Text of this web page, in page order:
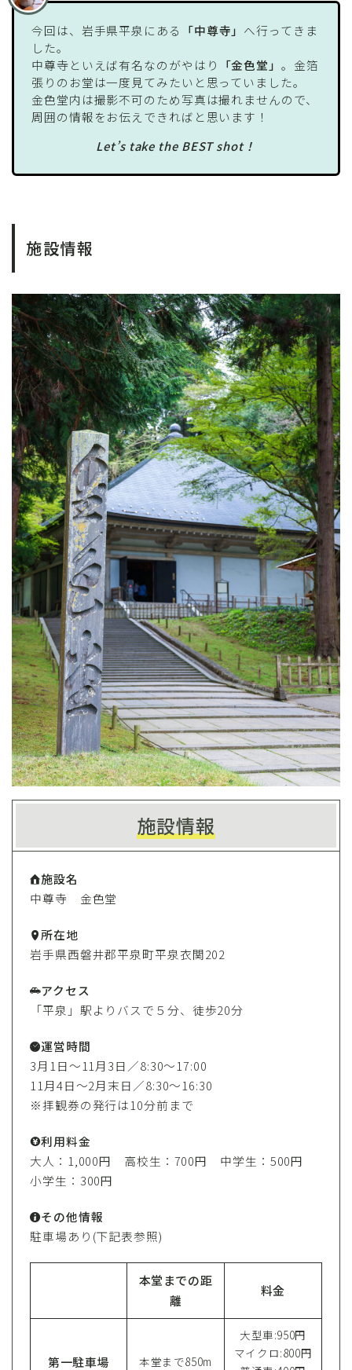
今回は、岩手県平泉にある 「中尊寺」 へ行ってきま
した。
中尊寺といえば有名なのがやはり
「金色堂」 。金箔
張りのお堂は一度見てみたいと思っていました。
金色堂内は撮影不可のため写真は撮れませんので、
周囲の情報をお伝えできればと思います！
Let’s take the BEST shot！
施設情報
施設情報
施設名
中尊寺 金色堂
所在地
岩手県西磐井郡平泉町平泉衣関202
アクセス
「平泉」駅よりバスで５分、徒歩20分
運営時間
3月1日〜11月3日／8:30～17:00
11月4日〜2月末日／8:30～16:30
※拝観券の発行は10分前まで
利用料金
大人：1,000円 高校生：700円 中学生：500円
小学生：300円
その他情報
駐車場あり(下記表参照)
本堂までの距
離
料金
第一駐車場 本堂まで850m
大型車:950円
マイクロ:800円